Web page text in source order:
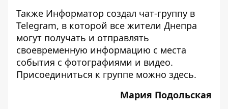
Также Информатор создал чат-группу в
Telegram, в которой все жители Днепра
могут получать и отправлять
своевременную информацию с места
события с фотографиями и видео.
Присоединиться к группе можно здесь.
Мария Подольская